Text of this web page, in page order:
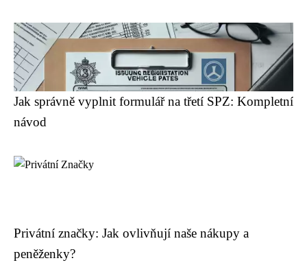
Jak správně vyplnit formulář na třetí SPZ: Kompletní
návod
Privátní značky: Jak ovlivňují naše nákupy a
peněženky?